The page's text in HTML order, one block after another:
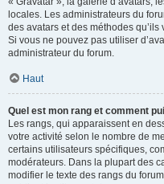
locales. Les administrateurs du
des avatars et des méthodes
Si vous ne pouvez pas utiliser
administrateur du forum.
Haut
Quel est mon rang et comment
Les rangs, qui apparaissent en
votre activité selon le nombre de
certains utilisateurs spécifiques,
modérateurs. Dans la plupart des
modifier le texte des rangs du